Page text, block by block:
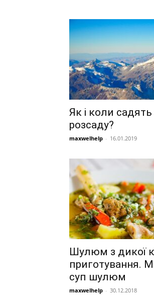
Як і коли садять
розсаду?
maxwelhelp - 16.01.2019
Шулюм з дикої
приготування.
суп шулюм
maxwelhelp - 30.12.2018